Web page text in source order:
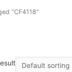
“CF4118”